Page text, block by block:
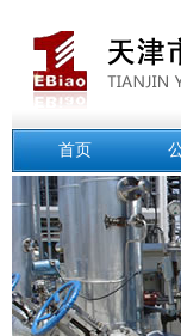
首页